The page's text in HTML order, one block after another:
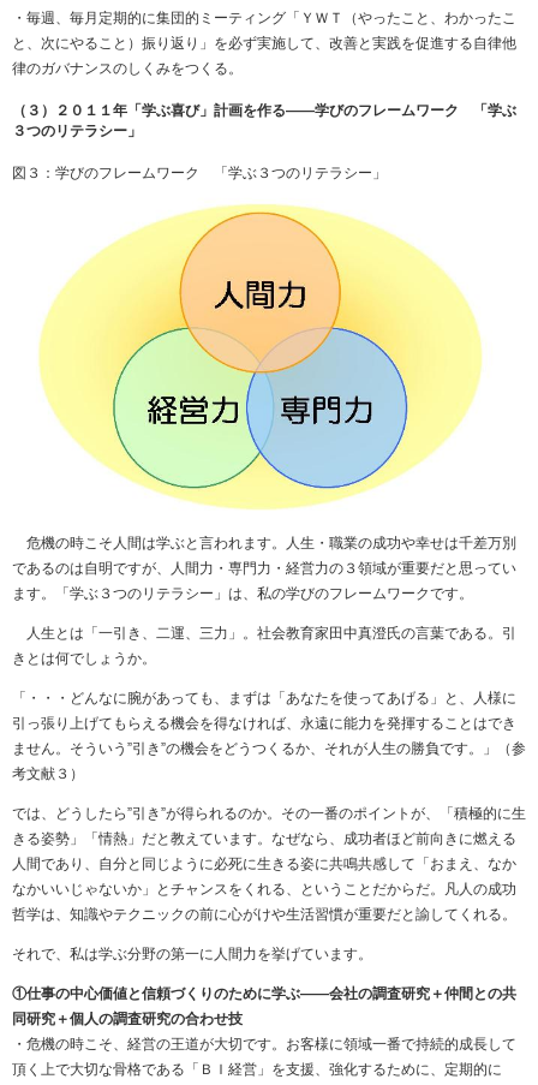
・毎週、毎月定期的に集団的ミーティング「ＹＷＴ（やったこと、わかったこ
と、次にやること）振り返り」を必ず実施して、改善と実践を促進する自律他
律のガバナンスのしくみをつくる。
（３）２０１１年「学ぶ喜び」計画を作る――学びのフレームワーク 「学ぶ
３つのリテラシー」
図３：学びのフレームワーク 「学ぶ３つのリテラシー」
危機の時こそ人間は学ぶと言われます。人生・職業の成功や幸せは千差万別
であるのは自明ですが、人間力・専門力・経営力の３領域が重要だと思ってい
ます。「学ぶ３つのリテラシー」は、私の学びのフレームワークです。
人生とは「一引き、二運、三力」。社会教育家田中真澄氏の言葉である。引
きとは何でしょうか。
「・・・どんなに腕があっても、まずは「あなたを使ってあげる」と、人様に
引っ張り上げてもらえる機会を得なければ、永遠に能力を発揮することはでき
ません。そういう”引き”の機会をどうつくるか、それが人生の勝負です。」（参
考文献３）
では、どうしたら”引き”が得られるのか。その一番のポイントが、「積極的に生
きる姿勢」「情熱」だと教えています。なぜなら、成功者ほど前向きに燃える
人間であり、自分と同じように必死に生きる姿に共鳴共感して「おまえ、なか
なかいいじゃないか」とチャンスをくれる、ということだからだ。凡人の成功
哲学は、知識やテクニックの前に心がけや生活習慣が重要だと諭してくれる。
それで、私は学ぶ分野の第一に人間力を挙げています。
①仕事の中心価値と信頼づくりのために学ぶ――会社の調査研究＋仲間との共
同研究＋個人の調査研究の合わせ技
・危機の時こそ、経営の王道が大切です。お客様に領域一番で持続的成長して
頂く上で大切な骨格である「ＢＩ経営」を支援、強化するために、定期的に